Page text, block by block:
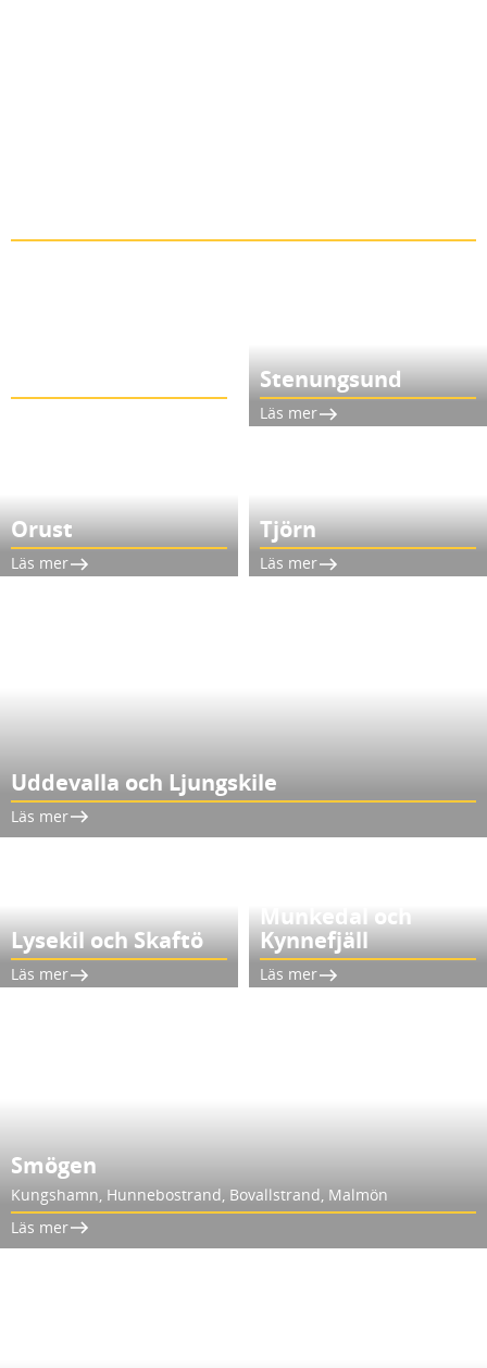
Stenungsund
Läs mer
Orust
Läs mer
Tjörn
Läs mer
Uddevalla och Ljungskile
Läs mer
Lysekil och Skaftö
Läs mer
Munkedal och
Kynnefjäll
Läs mer
Smögen
Kungshamn, Hunnebostrand, Bovallstrand, Malmön
Läs mer